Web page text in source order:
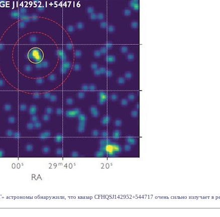
обнаружили, что квазар CFHQSJ142952+544717 очень сильно излучает в